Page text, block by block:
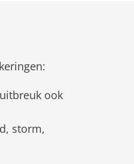
ook
storm,